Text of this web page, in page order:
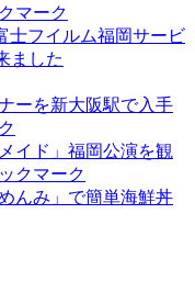
士フイルム福岡サービ
ました
ーを新大阪駅で入手
イド」福岡公演を観
んみ」で簡単海鮮丼